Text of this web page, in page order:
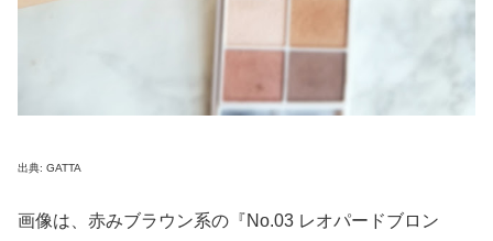
出典: GATTA
画像は、赤みブラウン系の『No.03 レオパードブロン